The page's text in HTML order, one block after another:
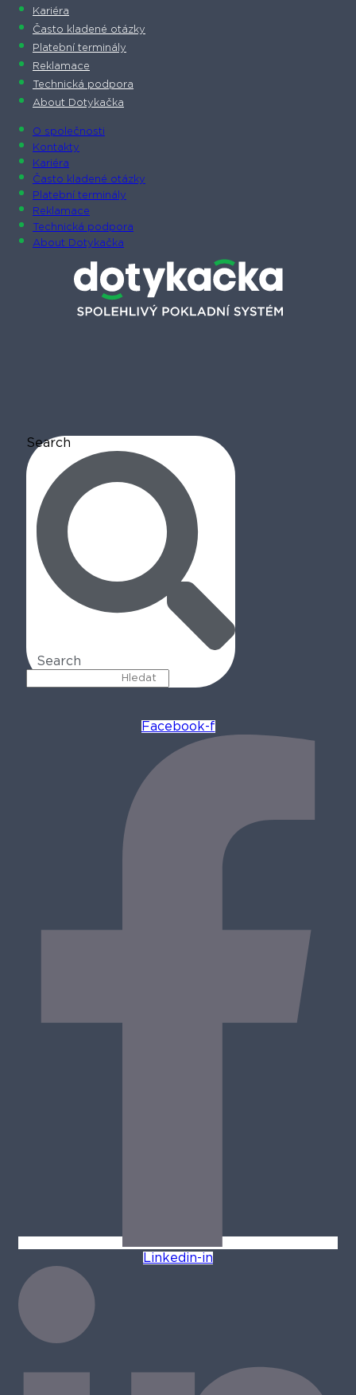
Kariéra
Často kladené otázky
Platební terminály
Reklamace
Technická podpora
About Dotykačka
O společnosti
Kontakty
Kariéra
Často kladené otázky
Platební terminály
Reklamace
Technická podpora
About Dotykačka
Search
Search
Facebook-f
Linkedin-in